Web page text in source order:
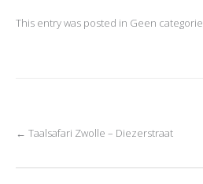
This entry was posted in Geen categorie
← Taalsafari Zwolle – Diezerstraat